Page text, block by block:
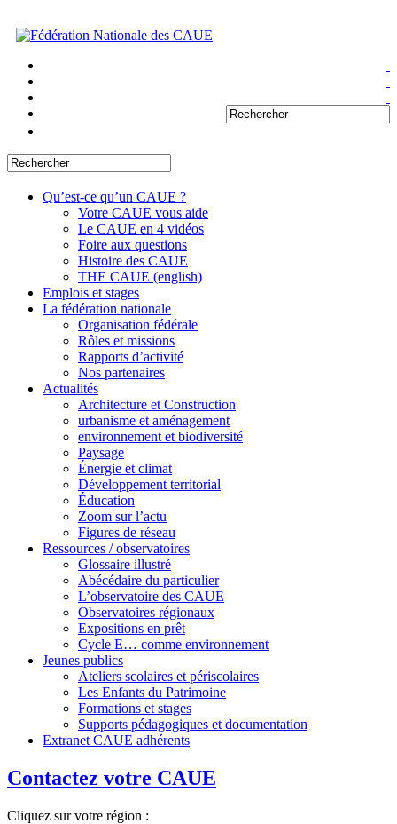
Qu’est-ce qu’un CAUE ?
Votre CAUE vous aide
Le CAUE en 4 vidéos
Foire aux questions
Histoire des CAUE
THE CAUE (english)
Emplois et stages
La fédération nationale
Organisation fédérale
Rôles et missions
Rapports d’activité
Nos partenaires
Actualités
Architecture et Construction
urbanisme et aménagement
environnement et biodiversité
Paysage
Énergie et climat
Développement territorial
Éducation
Zoom sur l’actu
Figures de réseau
Ressources / observatoires
Glossaire illustré
Abécédaire du particulier
L’observatoire des CAUE
Observatoires régionaux
Expositions en prêt
Cycle E… comme environnement
Jeunes publics
Ateliers scolaires et périscolaires
Les Enfants du Patrimoine
Formations et stages
Supports pédagogiques et documentation
Extranet CAUE adhérents
Contactez votre CAUE
Cliquez sur votre région :